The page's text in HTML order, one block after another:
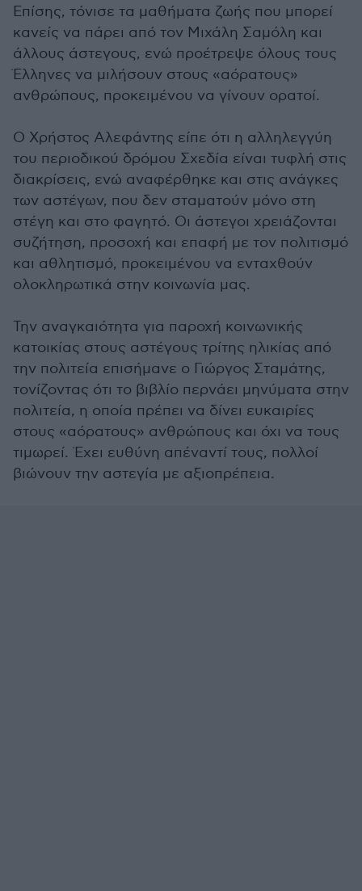
Επίσης, τόνισε τα μαθήματα ζωής που μπορεί
κανείς να πάρει από τον Μιχάλη Σαμόλη και
άλλους άστεγους, ενώ προέτρεψε όλους τους
Έλληνες να μιλήσουν στους «αόρατους»
ανθρώπους, προκειμένου να γίνουν ορατοί.
Ο Χρήστος Αλεφάντης είπε ότι η αλληλεγγύη
του περιοδικού δρόμου Σχεδία είναι τυφλή στις
διακρίσεις, ενώ αναφέρθηκε και στις ανάγκες
των αστέγων, που δεν σταματούν μόνο στη
στέγη και στο φαγητό. Οι άστεγοι χρειάζονται
συζήτηση, προσοχή και επαφή με τον πολιτισμό
και αθλητισμό, προκειμένου να ενταχθούν
ολοκληρωτικά στην κοινωνία μας.
Την αναγκαιότητα για παροχή κοινωνικής
κατοικίας στους αστέγους τρίτης ηλικίας από
την πολιτεία επισήμανε ο Γιώργος Σταμάτης,
τονίζοντας ότι το βιβλίο περνάει μηνύματα στην
πολιτεία, η οποία πρέπει να δίνει ευκαιρίες
στους «αόρατους» ανθρώπους και όχι να τους
τιμωρεί. Έχει ευθύνη απέναντί τους, πολλοί
βιώνουν την αστεγία με αξιοπρέπεια.